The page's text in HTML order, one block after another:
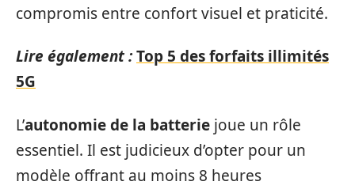
compromis entre confort visuel et praticité.
Lire également :Top 5 des forfaits illimités
5G
L’autonomie de la batterie joue un rôle
essentiel. Il est judicieux d’opter pour un
modèle offrant au moins 8 heures